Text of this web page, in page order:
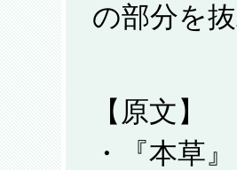
の部分を
【原文】
・『本草